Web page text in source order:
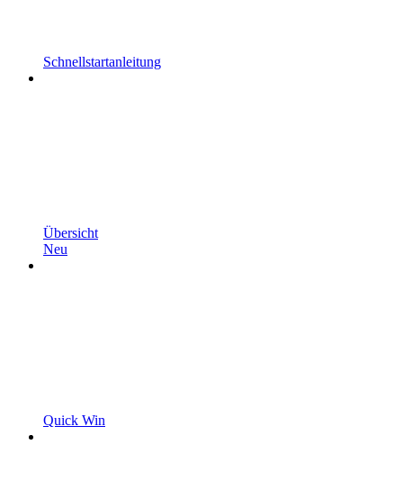
Schnellstartanleitung
Übersicht
Neu
Quick Win